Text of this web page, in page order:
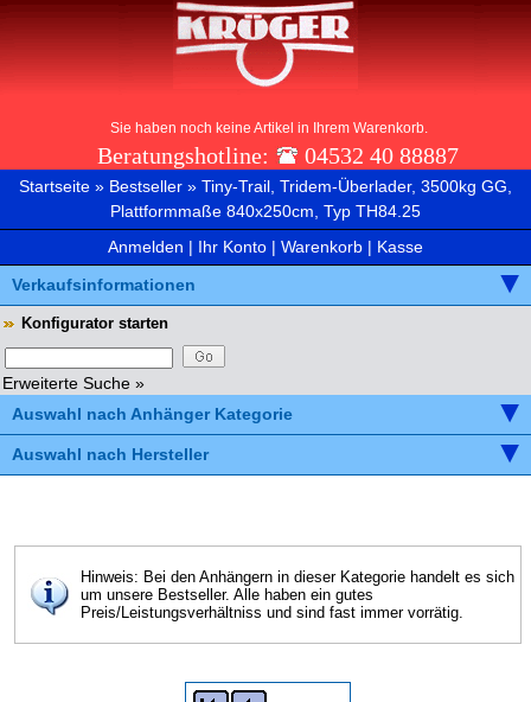
Sie haben noch keine Artikel in Ihrem Warenkorb.
Beratungshotline: 04532 40 88887
Startseite » Bestseller » Tiny-Trail, Tridem-Überlader, 3500kg GG,
Plattformmaße 840x250cm, Typ TH84.25
Anmelden | Ihr Konto | Warenkorb | Kasse
Verkaufsinformationen
Konfigurator starten
Erweiterte Suche »
Auswahl nach Anhänger Kategorie
Auswahl nach Hersteller
Hinweis: Bei den Anhängern in dieser Kategorie handelt es sich
um unsere Bestseller. Alle haben ein gutes
Preis/Leistungsverhältniss und sind fast immer vorrätig.